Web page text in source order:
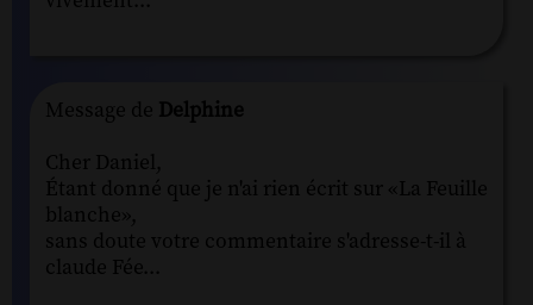
Message de Delphine
Cher Daniel,
Étant donné que je n'ai rien écrit sur «La Feuille
blanche»,
sans doute votre commentaire s'adresse-t-il à
claude Fée...